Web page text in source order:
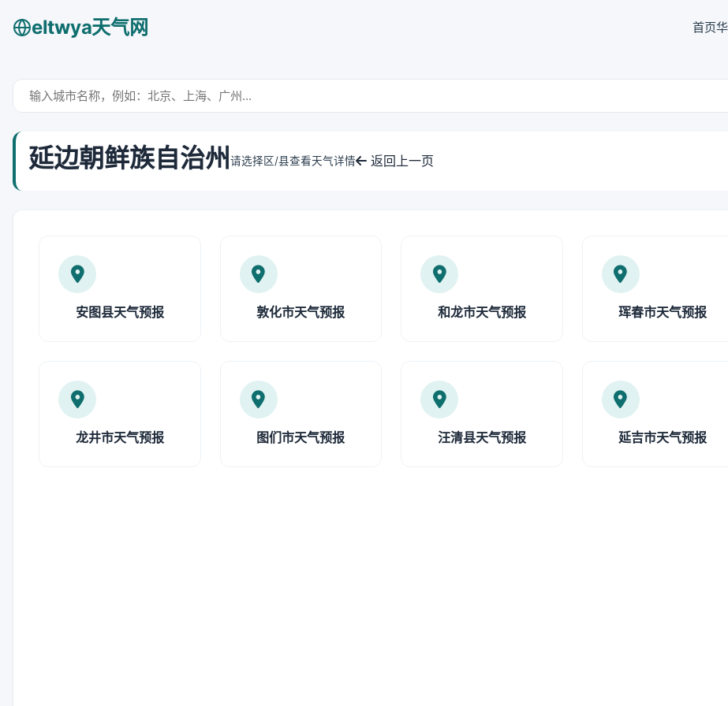
eltwya天气网 首页
延边朝鲜族自治州 请选择区/县查看天气详情 返回上一页
安图县天气预报 敦化市天气预报 和龙市天气预报 珲春市天气预报
龙井市天气预报 图们市天气预报 汪清县天气预报 延吉市天气预报